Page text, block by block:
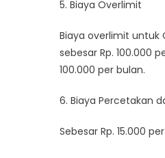
5. Biaya Overlimit
Biaya overlimit untuk
sebesar Rp. 100.000
100.000 per bulan.
6. Biaya Percetakan
Sebesar Rp. 15.000